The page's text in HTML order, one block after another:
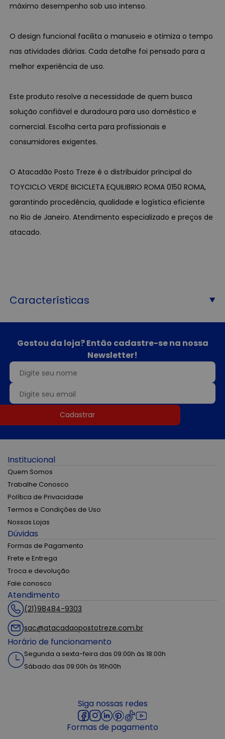
máximo desempenho sob uso intenso.
O design funcional facilita o manuseio e otimiza o tempo
nas atividades diárias. Cada detalhe foi pensado para a
melhor experiência de uso.
Este produto resolve a necessidade de quem busca
solução confiável e duradoura para uso doméstico e
comercial. Escolha certa para profissionais e
consumidores exigentes.
O Atacadão Posto Treze é o distribuidor principal do
TOYCICLO VERDE BICICLETA EQUILIBRIO ROMA 0150 ROMA,
garantindo procedência, qualidade e logística eficiente
no Rio de Janeiro. Atendimento especializado e preços de
atacado.
Características
Gostou da loja? Então cadastre-se na nossa
Newsletter!
Cadastrar
Institucional
Quem Somos
Trabalhe Conosco
Política de Privacidade
Termos e Condições de Uso
Nossas Lojas
Dúvidas
Formas de Pagamento
Frete e Entrega
Troca e devolução
Fale conosco
Atendimento
(21)98484-9303
sac@atacadaopostotreze.com.br
Horário de funcionamento
Segunda a sexta-feira das 09:00h às 18:00h
Sábado das 09:00h às 16h00h
Siga nossas redes
Formas de pagamento